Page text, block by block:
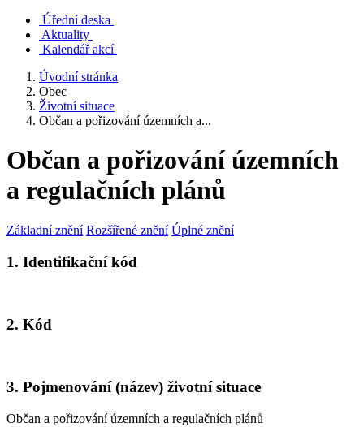
Úřední deska
Aktuality
Kalendář akcí
Úvodní stránka
Obec
Životní situace
Občan a pořizování územních a...
Občan a pořizování územních
a regulačních plánů
Základní znění Rozšířené znění Úplné znění
1. Identifikační kód
2. Kód
3. Pojmenování (název) životní situace
Občan a pořizování územních a regulačních plánů